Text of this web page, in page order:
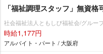
「福祉調理スタッフ」無資
社会福祉法人ともしび福祉会/グルー
時給1,177円
アルバイト・パート / 大阪府